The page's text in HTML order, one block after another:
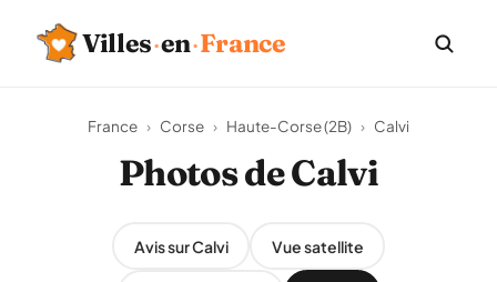
Villes·en·France
France › Corse › Haute-Corse (2B) › Calvi
Photos de Calvi
Avis sur Calvi Vue satellite